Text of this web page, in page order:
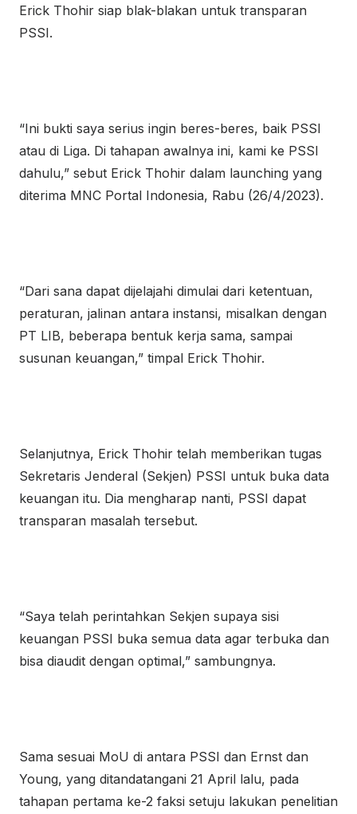
Erick Thohir siap blak-blakan untuk transparan
PSSI.
“Ini bukti saya serius ingin beres-beres, baik PSSI
atau di Liga. Di tahapan awalnya ini, kami ke PSSI
dahulu,” sebut Erick Thohir dalam launching yang
diterima MNC Portal Indonesia, Rabu (26/4/2023).
“Dari sana dapat dijelajahi dimulai dari ketentuan,
peraturan, jalinan antara instansi, misalkan dengan
PT LIB, beberapa bentuk kerja sama, sampai
susunan keuangan,” timpal Erick Thohir.
Selanjutnya, Erick Thohir telah memberikan tugas
Sekretaris Jenderal (Sekjen) PSSI untuk buka data
keuangan itu. Dia mengharap nanti, PSSI dapat
transparan masalah tersebut.
“Saya telah perintahkan Sekjen supaya sisi
keuangan PSSI buka semua data agar terbuka dan
bisa diaudit dengan optimal,” sambungnya.
Sama sesuai MoU di antara PSSI dan Ernst dan
Young, yang ditandatangani 21 April lalu, pada
tahapan pertama ke-2 faksi setuju lakukan penelitian